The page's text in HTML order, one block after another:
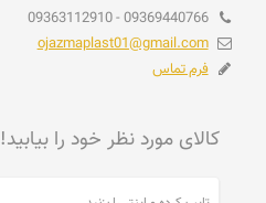
09369440766 - 09363112910
ojazmaplast01@gmail.com
فرم تماس
کالای مورد نظر خود را بیابید!